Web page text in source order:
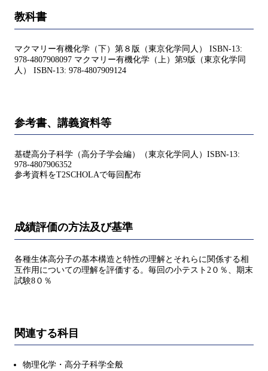
教科書
マクマリー有機化学（下）第８版（東京化学同人） ISBN-13:
978-4807908097 マクマリー有機化学（上）第9版（東京化学同
人） ISBN-13: 978-4807909124
参考書、講義資料等
基礎高分子科学（高分子学会編）（東京化学同人）ISBN-13:
978-4807906352
参考資料をT2SCHOLAで毎回配布
成績評価の方法及び基準
各種生体高分子の基本構造と特性の理解とそれらに関係する相
互作用についての理解を評価する。毎回の小テスト2０％、期末
試験8０％
関連する科目
物理化学・高分子科学全般